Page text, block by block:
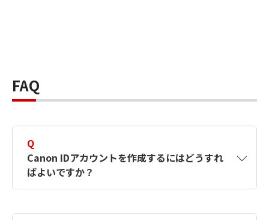
FAQ
Q
Canon IDアカウントを作成するにはどうすれ
ばよいですか？